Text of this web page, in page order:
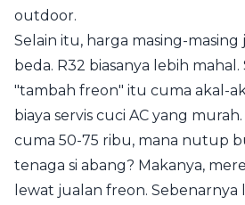
outdoor.
Selain itu, harga masing-masing
beda. R32 biasanya lebih
"tambah freon" itu cuma akal-
biaya servis cuci AC yang
cuma 50-75 ribu, mana nutup
tenaga si abang? Makanya,
lewat jualan freon. Sebenarnya